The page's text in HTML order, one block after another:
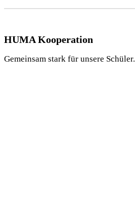
HUMA Kooperation
Gemeinsam stark für unsere Schüler.